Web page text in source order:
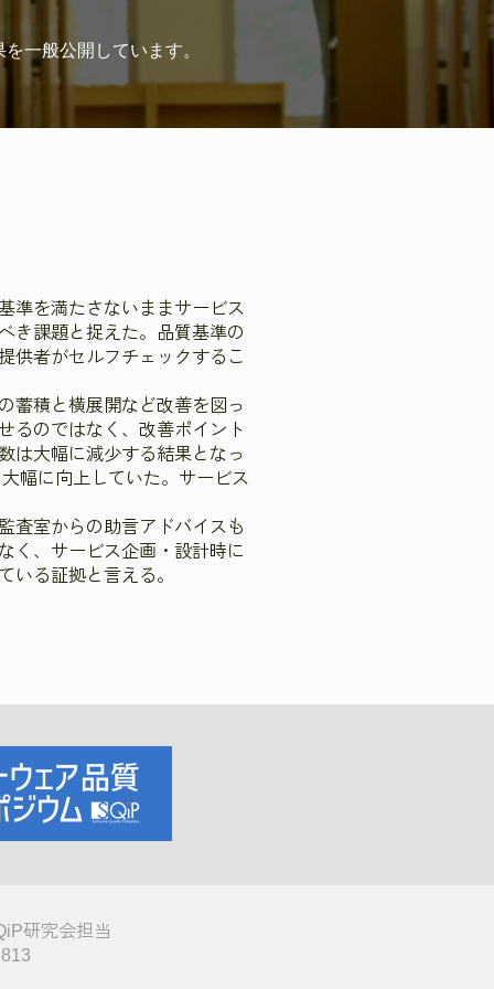
を一般公開しています。
準を満たさないままサービス
き課題と捉えた。品質基準の
供者がセルフチェックするこ
蓄積と横展開など改善を図っ
るのではなく、改善ポイント
は大幅に減少する結果となっ
幅に向上していた。サービス
査室からの助言アドバイスも
く、サービス企画・設計時に
いる証拠と言える。
研究会担当